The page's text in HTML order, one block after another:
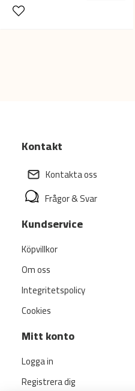
Kontakt
Kontakta oss
Frågor & Svar
Kundservice
Köpvillkor
Om oss
Integritetspolicy
Cookies
Mitt konto
Logga in
Registrera dig